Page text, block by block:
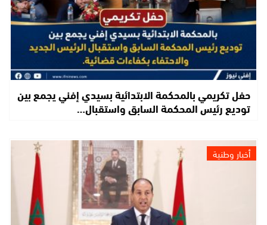
حفل تكريمي بالمحكمة الابتدائية بسيدي إفني يجمع بين
توديع رئيس المحكمة السابق واستقبال…
أخبار وطنية